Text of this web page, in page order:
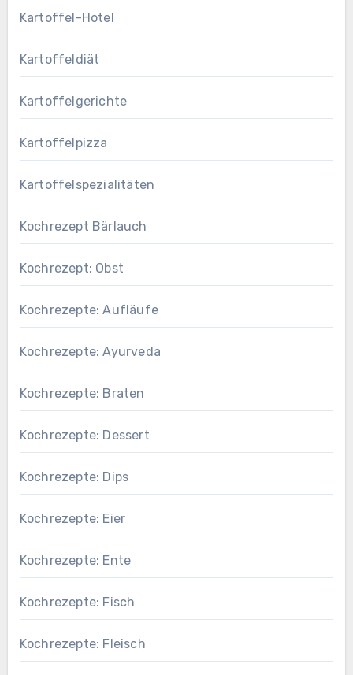
Kartoffel-Hotel
Kartoffeldiät
Kartoffelgerichte
Kartoffelpizza
Kartoffelspezialitäten
Kochrezept Bärlauch
Kochrezept: Obst
Kochrezepte: Aufläufe
Kochrezepte: Ayurveda
Kochrezepte: Braten
Kochrezepte: Dessert
Kochrezepte: Dips
Kochrezepte: Eier
Kochrezepte: Ente
Kochrezepte: Fisch
Kochrezepte: Fleisch